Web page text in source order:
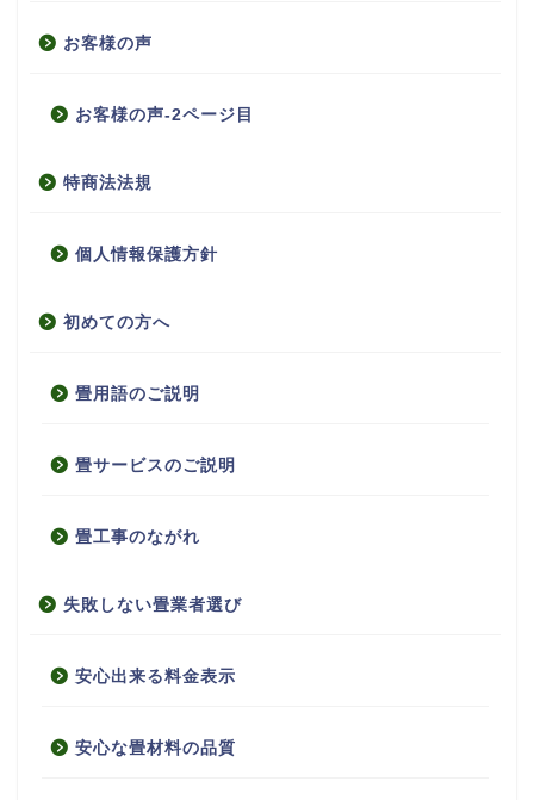
お客様の声
お客様の声-2ページ目
特商法法規
個人情報保護方針
初めての方へ
畳用語のご説明
畳サービスのご説明
畳工事のながれ
失敗しない畳業者選び
安心出来る料金表示
安心な畳材料の品質